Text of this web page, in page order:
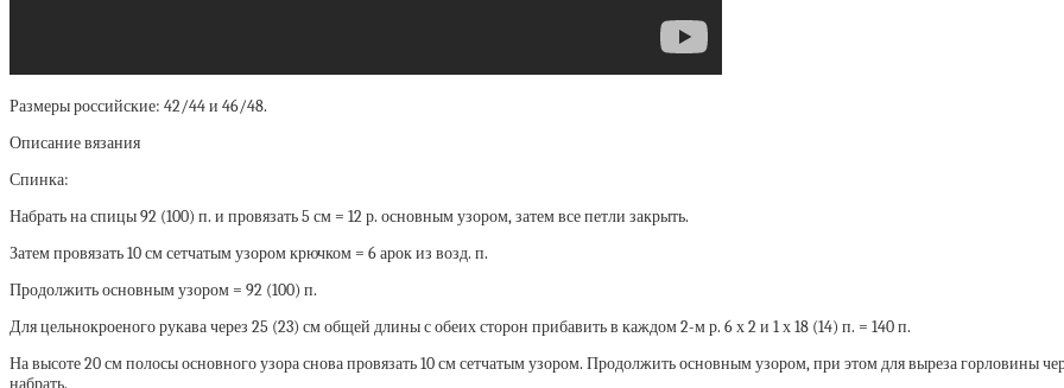
Размеры российские: 42/44 и 46/48.
Описание вязания
Спинка:
Набрать на спицы 92 (100) п. и провязать 5 см = 12 р. основным узором, затем все петли закрыть.
Затем провязать 10 см сетчатым узором крючком = 6 арок из возд. п.
Продолжить основным узором = 92 (100) п.
Для цельнокроеного рукава через 25 (23) см общей длины с обеих сторон прибавить в каждом 2-м р. 6 х 2 и 1 х 18 (14) п. = 140 п.
На высоте 20 см полосы основного узора снова провязать 10 см сетчатым узором. Продолжить основным узором, при этом для выреза горловины
набрать.